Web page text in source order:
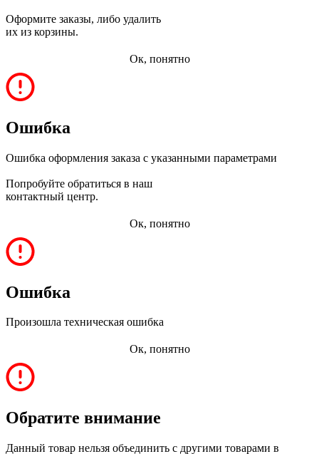
Оформите заказы, либо удалить
их из корзины.
Ок, понятно
Ошибка
Ошибка оформления заказа с указанными параметрами
Попробуйте обратиться в наш
контактный центр.
Ок, понятно
Ошибка
Произошла техническая ошибка
Ок, понятно
Обратите внимание
Данный товар нельзя объединить с другими товарами в